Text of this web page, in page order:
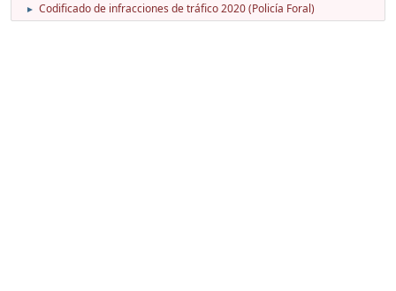
► Codificado de infracciones de tráfico 2020 (Policía Foral)